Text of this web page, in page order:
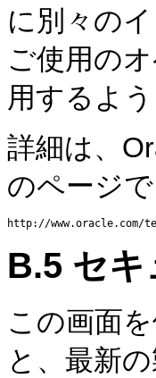
に別々の
ご使用の
用するよ
詳細は、
のページ
B.5 セキ
この画面
と、最新